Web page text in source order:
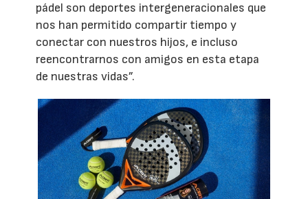
pádel son deportes intergeneracionales que
nos han permitido compartir tiempo y
conectar con nuestros hijos, e incluso
reencontrarnos con amigos en esta etapa
de nuestras vidas”.